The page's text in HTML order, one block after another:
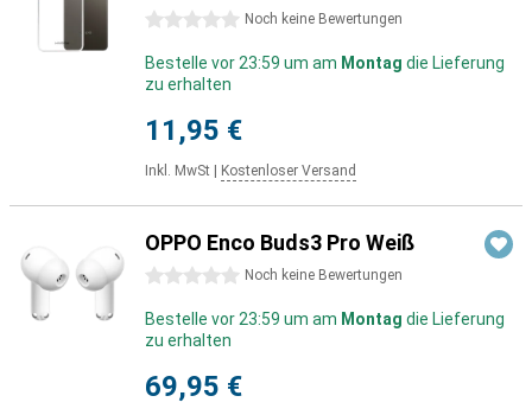
0 Sterne Noch keine Bewertungen
Bestelle vor 23:59 um am Montag die Lieferung
zu erhalten
11,95 €
Inkl. MwSt Kostenloser Versand
OPPO Enco Buds3 Pro Weiß
0 Sterne Noch keine Bewertungen
Bestelle vor 23:59 um am Montag die Lieferung
zu erhalten
69,95 €